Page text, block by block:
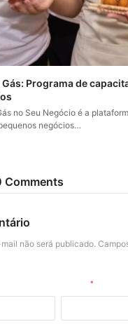
Programa de
no Seu Negócio é a
negócios…
Comments
não será publicado.
E-mail*